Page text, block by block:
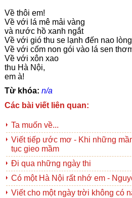
Về thôi em!
Về với lá mê mải vàng
và nước hồ xanh ngắt
Về với gió thu se lạnh đến nao lòng
Về với cốm non gói vào lá sen
Về với xôn xao
thu Hà Nội,
em à!
Từ khóa: n/a
Các bài viết liên quan:
Ta muốn về...
Viết tiếp ước mơ - Khi những
tục gieo mầm
Đi qua những ngày thi
Có một Hà Nội rất nhớ em -
Viết cho một ngày trời không có